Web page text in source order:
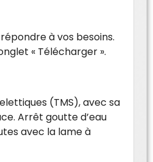
à vos besoins.
« Télécharger ».
(TMS), avec sa
Arrêt goutte d’eau
avec la lame à